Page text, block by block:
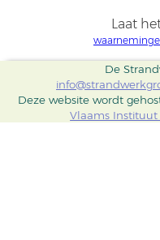
Laat
De
Deze website wordt
Vlaams Instituut